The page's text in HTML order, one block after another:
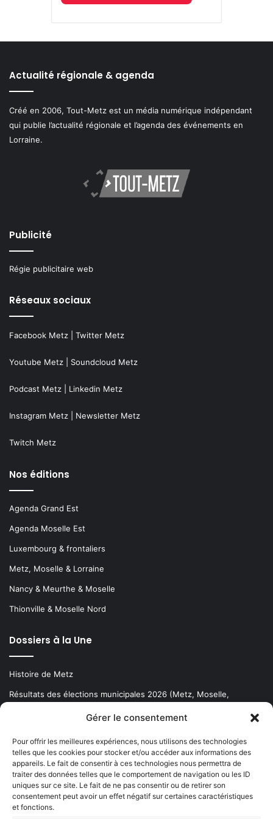
Gérer le consentement
Pour offrir les meilleures expériences, nous utilisons des technologies
telles que les cookies pour stocker et/ou accéder aux informations des
appareils. Le fait de consentir à ces technologies nous permettra de
traiter des données telles que le comportement de navigation ou les ID
uniques sur ce site. Le fait de ne pas consentir ou de retirer son
consentement peut avoir un effet négatif sur certaines caractéristiques
et fonctions.
Actualité régionale & agenda
Créé en 2006, Tout-Metz est un média numérique indépendant
qui publie l’actualité régionale et l’agenda des événements en
Lorraine.
Publicité
Régie publicitaire web
Réseaux sociaux
Facebook Metz Twitter Metz
Youtube Metz Soundcloud Metz
Podcast Metz Linkedin Metz
Instagram Metz Newsletter Metz
Twitch Metz
Nos éditions
Agenda Grand Est
Agenda Moselle Est
Luxembourg & frontaliers
Metz, Moselle & Lorraine
Nancy & Meurthe & Moselle
Thionville & Moselle Nord
Dossiers à la Une
Histoire de Metz
Résultats des élections municipales 2026 (Metz, Moselle,
Newsletter gratuite